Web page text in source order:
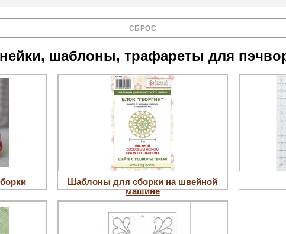
СБРОС
шаблоны, трафареты для
Шаблоны для сборки на швейной
машине